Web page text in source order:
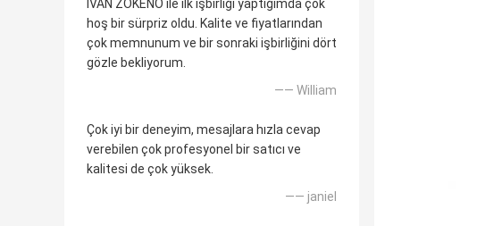
IVAN ZOKENO ile ilk işbirliği yaptığımda çok
hoş bir sürpriz oldu. Kalite ve fiyatlarından
çok memnunum ve bir sonraki işbirliğini dört
gözle bekliyorum.
—— William
Çok iyi bir deneyim, mesajlara hızla cevap
verebilen çok profesyonel bir satıcı ve
kalitesi de çok yüksek.
—— janiel